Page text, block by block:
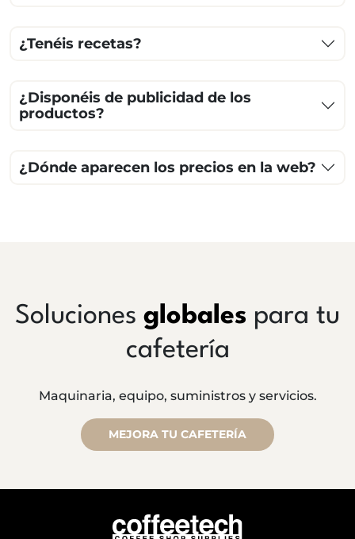
¿Tenéis recetas?
¿Disponéis de publicidad de los
productos?
¿Dónde aparecen los precios en la web?
Soluciones globales para tu
cafetería
Maquinaria, equipo, suministros y servicios.
MEJORA TU CAFETERÍA